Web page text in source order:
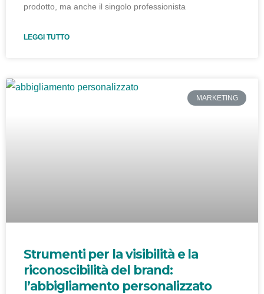
prodotto, ma anche il singolo professionista
LEGGI TUTTO
MARKETING
Strumenti per la visibilità e la
riconoscibilità del brand:
l’abbigliamento personalizzato